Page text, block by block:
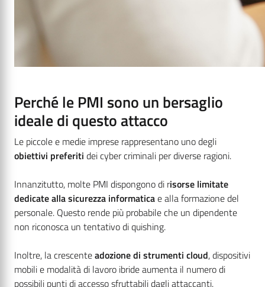
Perché le PMI sono un bersaglio
ideale di questo attacco
Le piccole e medie imprese rappresentano uno degli
obiettivi preferiti dei cyber criminali per diverse ragioni.
Innanzitutto, molte PMI dispongono di risorse limitate
dedicate alla sicurezza informaticae alla formazione del
personale. Questo rende più probabile che un dipendente
non riconosca un tentativo di quishing.
Inoltre, la crescenteadozione di strumenti cloud, dispositivi
mobili e modalità di lavoro ibride aumenta il numero di
possibili punti di accesso sfruttabili dagli attaccanti.